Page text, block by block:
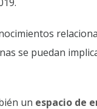
se puedan
un espacio de